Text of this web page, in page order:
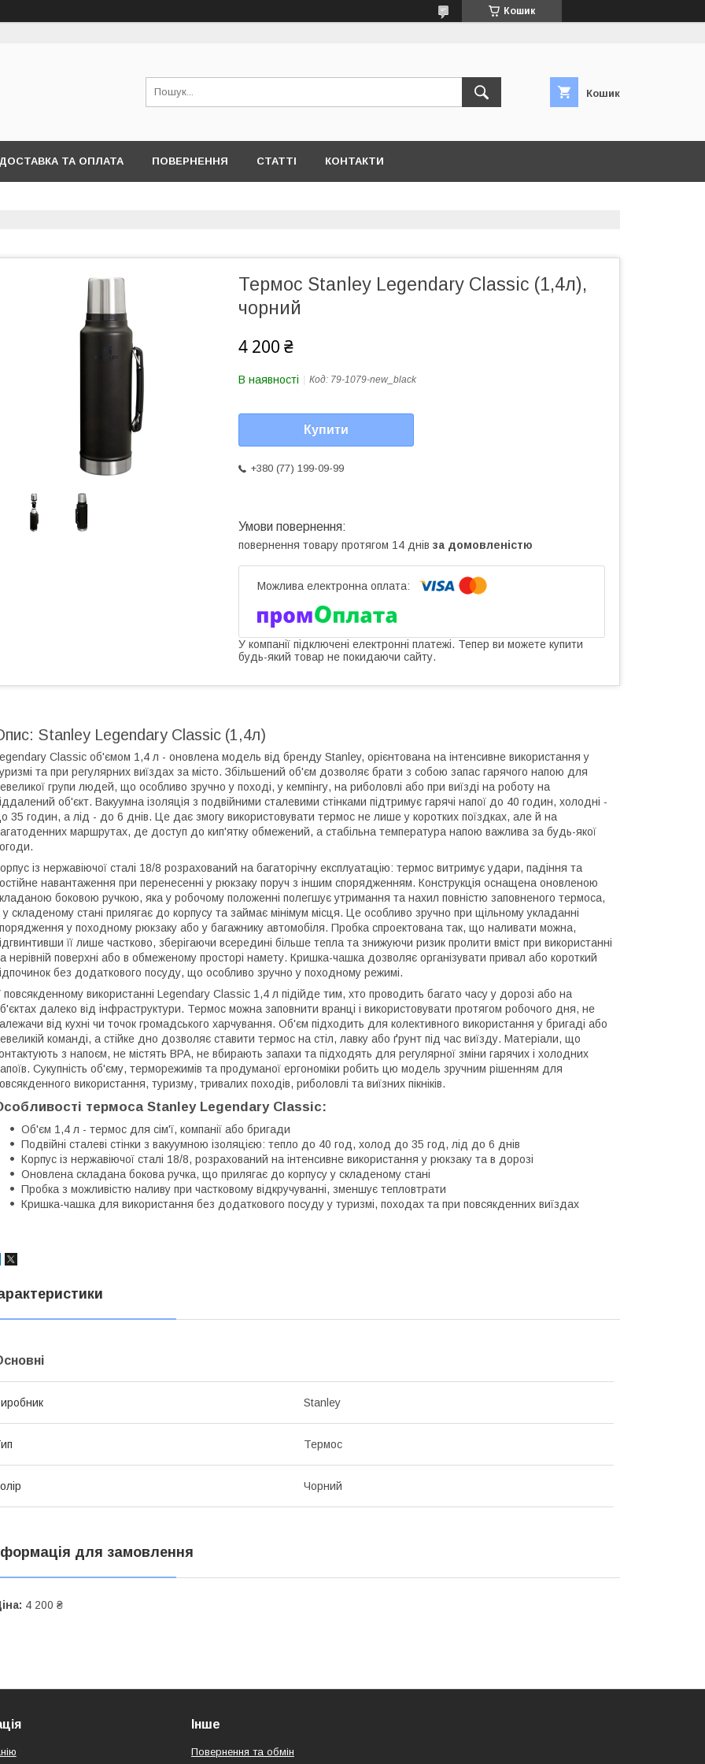
Кошик
Кошик
ДОСТАВКА ТА ОПЛАТА ПОВЕРНЕННЯ СТАТТІ КОНТАКТИ
Термос Stanley Legendary Classic (1,4л),
чорний
4 200 ₴
В наявності Код: 79-1079-new_black
Купити
+380 (77) 199-09-99
повернення товару протягом 14 днів за домовленістю
У компанії підключені електронні платежі. Тепер ви можете купити
будь-який товар не покидаючи сайту.
Stanley Legendary Classic (1,4л)
Classic об'ємом 1,4 л - оновлена модель від бренду Stanley, орієнтована на інтенсивне використання у
та при регулярних виїздах за місто. Збільшений об'єм дозволяє брати з собою запас гарячого напою для
групи людей, що особливо зручно у поході, у кемпінгу, на риболовлі або при виїзді на роботу на
об'єкт. Вакуумна ізоляція з подвійними сталевими стінками підтримує гарячі напої до 40 годин, холодні -
35 годин, а лід - до 6 днів. Це дає змогу використовувати термос не лише у коротких поїздках, але й на
маршрутах, де доступ до кип'ятку обмежений, а стабільна температура напою важлива за будь-якої
із нержавіючої сталі 18/8 розрахований на багаторічну експлуатацію: термос витримує удари, падіння та
навантаження при перенесенні у рюкзаку поруч з іншим спорядженням. Конструкція оснащена оновленою
боковою ручкою, яка у робочому положенні полегшує утримання та нахил повністю заповненого термоса,
у складеному стані прилягає до корпусу та займає мінімум місця. Це особливо зручно при щільному укладанні
у походному рюкзаку або у багажнику автомобіля. Пробка спроектована так, що наливати можна,
її лише частково, зберігаючи всередині більше тепла та знижуючи ризик пролити вміст при використанні
нерівній поверхні або в обмеженому просторі намету. Кришка-чашка дозволяє організувати привал або короткий
без додаткового посуду, що особливо зручно у походному режимі.
повсякденному використанні Legendary Classic 1,4 л підійде тим, хто проводить багато часу у дорозі або на
далеко від інфраструктури. Термос можна заповнити вранці і використовувати протягом робочого дня, не
від кухні чи точок громадського харчування. Об'єм підходить для колективного використання у бригаді або
команді, а стійке дно дозволяє ставити термос на стіл, лавку або ґрунт під час виїзду. Матеріали, що
з напоєм, не містять BPA, не вбирають запахи та підходять для регулярної зміни гарячих і холодних
Сукупність об'єму, терморежимів та продуманої ергономіки робить цю модель зручним рішенням для
використання, туризму, тривалих походів, риболовлі та виїзних пікніків.
термоса Stanley Legendary Classic:
Об'єм 1,4 л - термос для сім'ї, компанії або бригади
Подвійні сталеві стінки з вакуумною ізоляцією: тепло до 40 год, холод до 35 год, лід до 6 днів
Корпус із нержавіючої сталі 18/8, розрахований на інтенсивне використання у рюкзаку та в дорозі
Оновлена складана бокова ручка, що прилягає до корпусу у складеному стані
Пробка з можливістю наливу при частковому відкручуванні, зменшує тепловтрати
Кришка-чашка для використання без додаткового посуду у туризмі, походах та при повсякденних виїздах
Stanley
Термос
Чорний
для замовлення
4 200 ₴
Інше
Повернення та обмін